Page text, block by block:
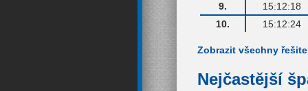
9.
15:12:18
10.
15:12:24
Zobrazit všechny
Nejčastější